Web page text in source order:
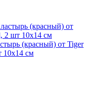
(красный) от Tiger
10x14 см